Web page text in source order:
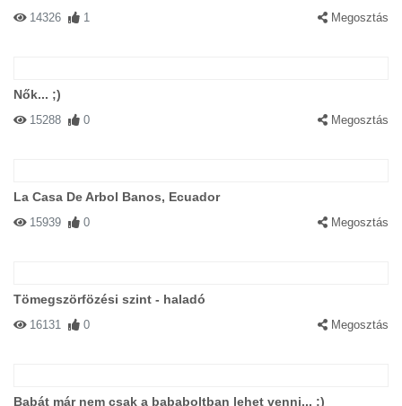
14326 1 Megosztás
Nők... ;)
15288 0 Megosztás
La Casa De Arbol Banos, Ecuador
15939 0 Megosztás
Tömegszörfözési szint - haladó
16131 0 Megosztás
Babát már nem csak a bababoltban lehet venni... ;)